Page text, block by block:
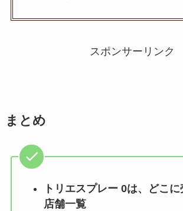
スポンサーリンク
まとめ
トリエスプレー 0は、どこに
店舗一覧